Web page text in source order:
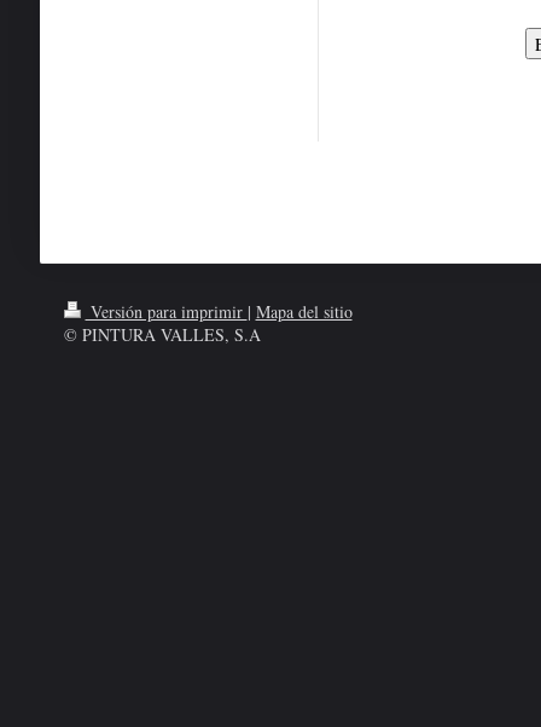
Versión para imprimir | Mapa del sitio
© PINTURA VALLES, S.A